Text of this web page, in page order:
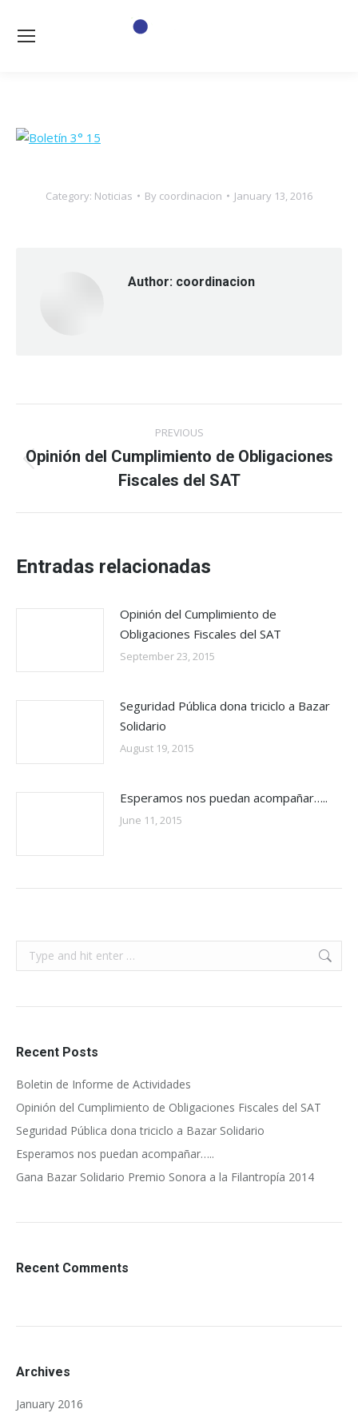
Category: Noticias By coordinacion January 13, 2016
Author: coordinacion
navigation
PREVIOUS
Previous
post:
Opinión del Cumplimiento de Obligaciones
Fiscales del SAT
Entradas relacionadas
Opinión del Cumplimiento de
Obligaciones Fiscales del SAT
September 23, 2015
Seguridad Pública dona triciclo a Bazar
Solidario
August 19, 2015
Esperamos nos puedan acompañar…..
June 11, 2015
Search:
Recent Posts
Boletin de Informe de Actividades
Opinión del Cumplimiento de Obligaciones Fiscales del SAT
Seguridad Pública dona triciclo a Bazar Solidario
Esperamos nos puedan acompañar…..
Gana Bazar Solidario Premio Sonora a la Filantropía 2014
Recent Comments
Archives
January 2016